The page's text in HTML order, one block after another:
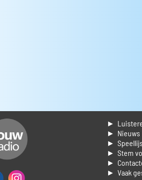
►
► Nieuws
►
► Stem
►
► Vaak